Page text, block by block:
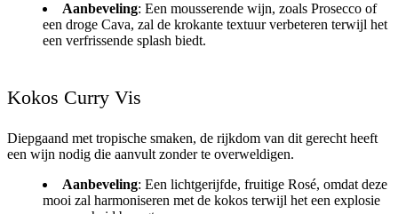
Aanbeveling: Een mousserende wijn, zoals Prosecco of
een droge Cava, zal de krokante textuur verbeteren terwijl het
een verfrissende splash biedt.
Kokos Curry Vis
Diepgaand met tropische smaken, de rijkdom van dit gerecht heeft
een wijn nodig die aanvult zonder te overweldigen.
Aanbeveling: Een lichtgerijfde, fruitige Rosé, omdat deze
mooi zal harmoniseren met de kokos terwijl het een explosie